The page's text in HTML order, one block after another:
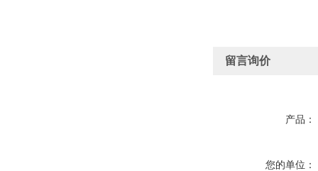
留言询价
产品：
您的单位：